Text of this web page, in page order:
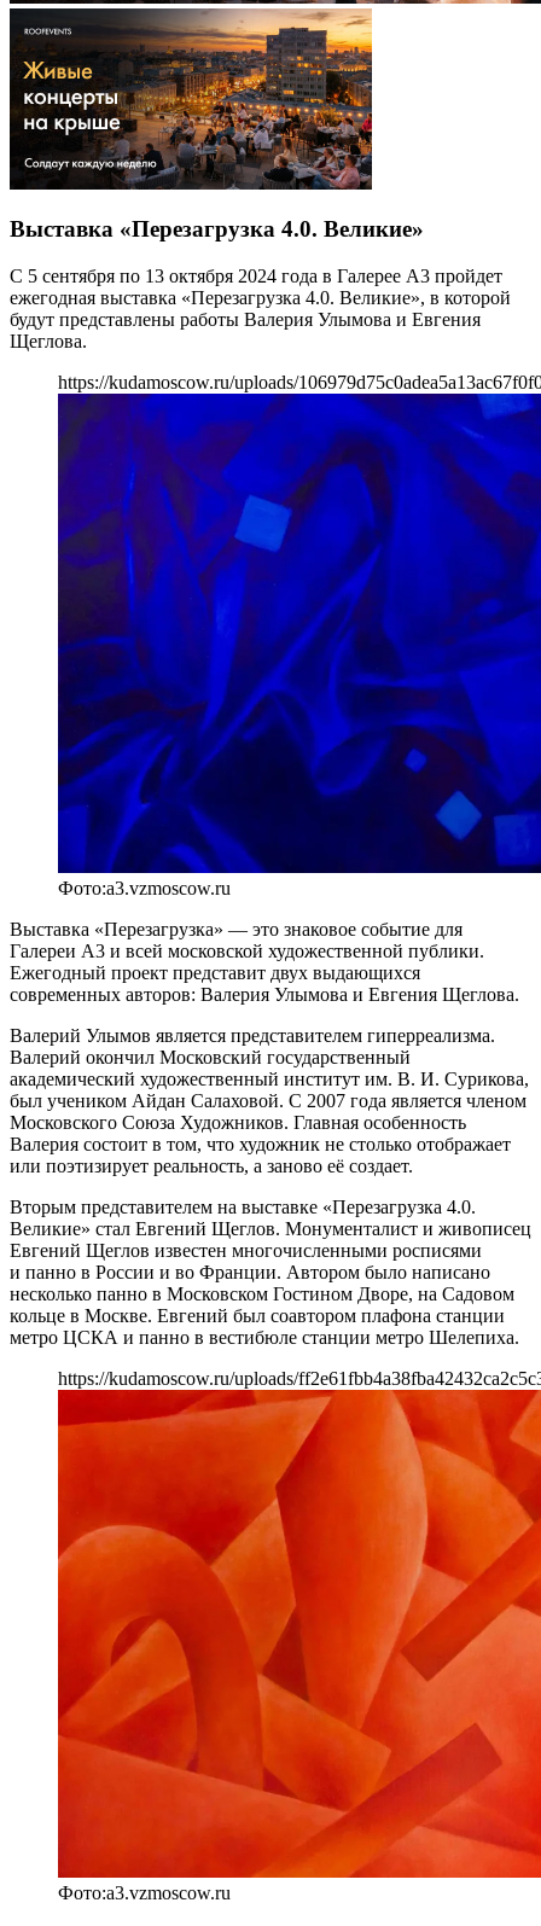
Выставка «Перезагрузка 4.0. Великие»
С 5 сентября по 13 октября 2024 года в Галерее А3 пройдет
ежегодная выставка «Перезагрузка 4.0. Великие», в которой
будут представлены работы Валерия Улымова и Евгения
Щеглова.
https://kudamoscow.ru/uploads/
Фото:a3.vzmoscow.ru
Выставка «Перезагрузка» — это знаковое событие для
Галереи А3 и всей московской художественной публики.
Ежегодный проект представит двух выдающихся
современных авторов: Валерия Улымова и Евгения Щеглова.
Валерий Улымов является представителем гиперреализма.
Валерий окончил Московский государственный
академический художественный институт им. В. И. Сурикова,
был учеником Айдан Салаховой. С 2007 года является членом
Московского Союза Художников. Главная особенность
Валерия состоит в том, что художник не столько отображает
или поэтизирует реальность, а заново её создает.
Вторым представителем на выставке «Перезагрузка 4.0.
Великие» стал Евгений Щеглов. Монументалист и живописец
Евгений Щеглов известен многочисленными росписями
и панно в России и во Франции. Автором было написано
несколько панно в Московском Гостином Дворе, на Садовом
кольце в Москве. Евгений был соавтором плафона станции
метро ЦСКА и панно в вестибюле станции метро Шелепиха.
https://kudamoscow.ru/uploads/
Фото:a3.vzmoscow.ru